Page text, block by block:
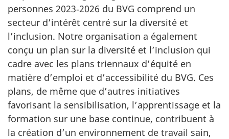
personnes 2023‑2026 du BVG comprend un
secteur d’intérêt centré sur la diversité et
l’inclusion. Notre organisation a également
conçu un plan sur la diversité et l’inclusion qui
cadre avec les plans triennaux d’équité en
matière d’emploi et d’accessibilité du BVG. Ces
plans, de même que d’autres initiatives
favorisant la sensibilisation, l’apprentissage et la
formation sur une base continue, contribuent à
la création d’un environnement de travail sain,